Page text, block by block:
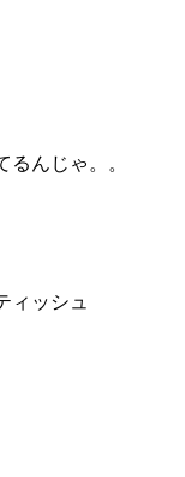
んじゃ。。
ィッシュ